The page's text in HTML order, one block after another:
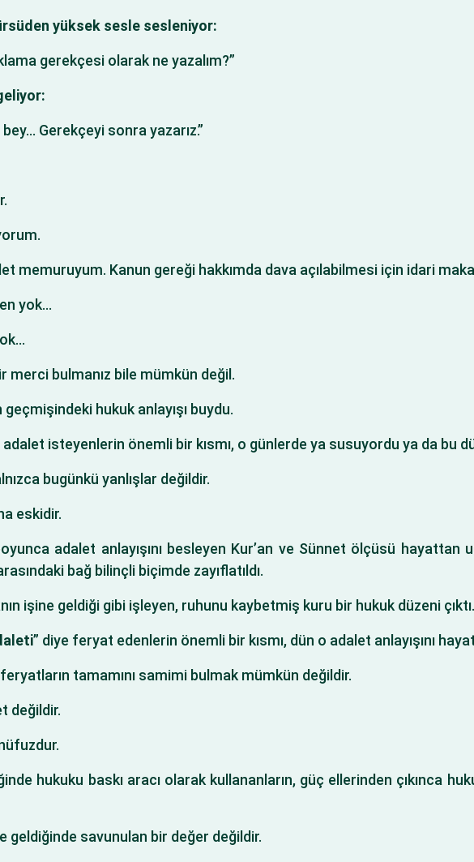
yüksek sesle sesleniyor:
gerekçesi olarak ne yazalım?”
Gerekçeyi sonra yazarız.”
memuruyum. Kanun gereği hakkımda dava açılabilmesi için idari
yok…
merci bulmanız bile mümkün değil.
hukuk anlayışı buydu.
isteyenlerin önemli bir kısmı, o günlerde ya susuyordu ya da bu
bugünkü yanlışlar değildir.
eskidir.
adalet anlayışını besleyen Kur’an ve Sünnet ölçüsü hayattan
bağ bilinçli biçimde zayıflatıldı.
işine geldiği gibi işleyen, ruhunu kaybetmiş kuru bir hukuk düzeni çıktı.
” diye feryat edenlerin önemli bir kısmı, dün o adalet anlayışını
tamamını samimi bulmak mümkün değildir.
değildir.
hukuku baskı aracı olarak kullananların, güç ellerinden çıkınca
geldiğinde savunulan bir değer değildir.